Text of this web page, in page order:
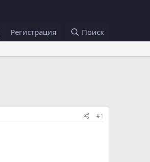
Регистрация Поиск
#1